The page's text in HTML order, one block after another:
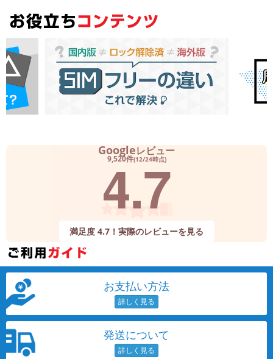
Googleレビュー
9,520件(12/24時点)
4.7
満足度 4.7！実際のレビューを見る
お支払い方法
発送について